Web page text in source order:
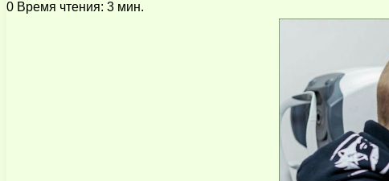
0 Время чтения: 3 мин.